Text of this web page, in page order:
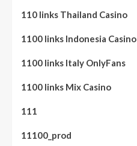
110 links Thailand Casino
1100 links Indonesia Casino
1100 links Italy OnlyFans
1100 links Mix Casino
111
11100_prod